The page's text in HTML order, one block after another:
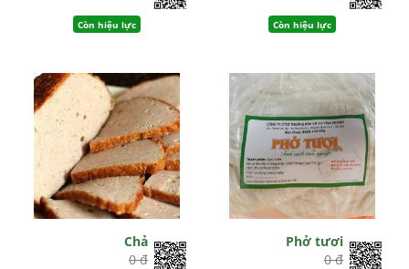
Còn hiệu lực Còn hiệu lực
Chả
0 đ
Phở tươi
0 đ